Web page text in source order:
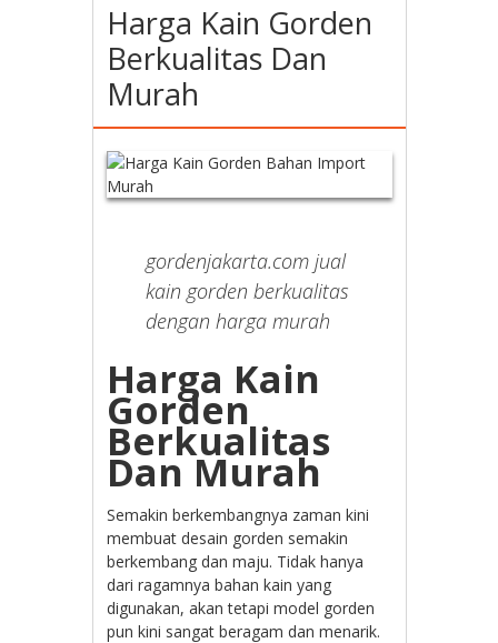
Harga Kain Gorden
Berkualitas Dan
Murah
gordenjakarta.com jual
kain gorden berkualitas
dengan harga murah
Harga Kain
Gorden
Berkualitas
Dan Murah
Semakin berkembangnya zaman kini
membuat desain gorden semakin
berkembang dan maju. Tidak hanya
dari ragamnya bahan kain yang
digunakan, akan tetapi model gorden
pun kini sangat beragam dan menarik.